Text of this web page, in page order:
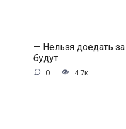
— Нельзя доедать
будут
0 4.7к.